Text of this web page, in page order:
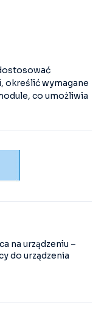
określić wymagane
co umożliwia
na urządzeniu –
do urządzenia